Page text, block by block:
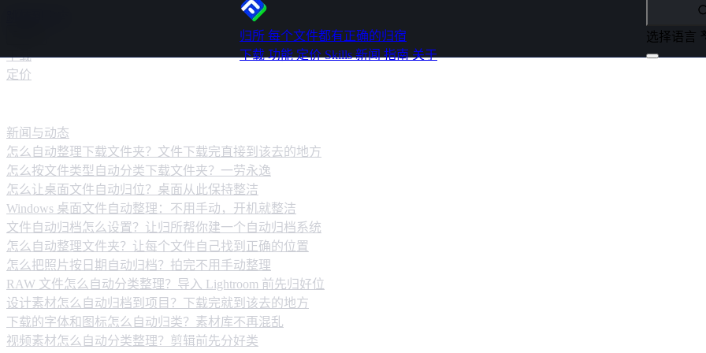
归所 每个文件都有正确的归宿
下载功能定价Skills新闻指南关于
选择语言
下载
定价
新闻与动态
怎么自动整理下载文件夹？文件下载完直接到该去的地方
怎么按文件类型自动分类下载文件夹？一劳永逸
怎么让桌面文件自动归位？桌面从此保持整洁
Windows 桌面文件自动整理：不用手动，开机就整洁
文件自动归档怎么设置？让归所帮你建一个自动归档系统
怎么自动整理文件夹？让每个文件自己找到正确的位置
怎么把照片按日期自动归档？拍完不用手动整理
RAW 文件怎么自动分类整理？导入 Lightroom 前先归好位
设计素材怎么自动归档到项目？下载完就到该去的地方
下载的字体和图标怎么自动归类？素材库不再混乱
视频素材怎么自动分类整理？剪辑前先分好类